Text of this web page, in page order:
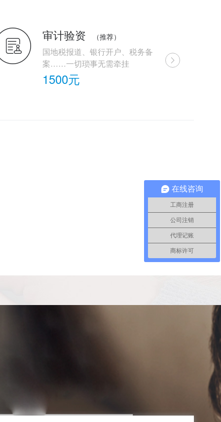
审计验资 （推荐）
国地税报道、银行开户、税务备
案……一切琐事无需牵挂
1500元
在线咨询
工商注册
公司注销
代理记账
商标许可